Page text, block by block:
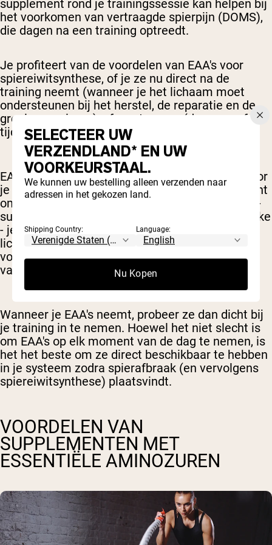
supplement rond je trainingssessie kan helpen bij
het voorkomen van vertraagde spierpijn (DOMS),
die dagen na een training optreedt.
Je profiteert van de voordelen van EAA's voor
spiereiwitsynthese, of je ze nu direct na de
training neemt (wanneer je het lichaam moet
ondersteunen bij het herstel, de reparatie en de
groei van spieren), of van tevoren (dus voor of
tijdens de training).
EAA's kunnen ook meer energie en brandstof voor
je training leveren, wat het argument ondersteunt
om ze voor of tijdens de training te nemen. EAA-
supplementen zijn niet zoals een dikke eiwitshake
- je mengt ze meestal met water en krijgt een
lichte, vrijwel caloriearme drank die geweldig is
voor hydratatie en het bieden van de voordelen
van aminozuren.
Wanneer je EAA's neemt, probeer ze dan dicht bij
je training in te nemen. Hoewel het niet slecht is
om EAA's op elk moment van de dag te nemen, is
het het beste om ze direct beschikbaar te hebben
in je systeem zodra spierafbraak (en vervolgens
spiereiwitsynthese) plaatsvindt.
VOORDELEN VAN
SUPPLEMENTEN MET
ESSENTIËLE AMINOZUREN
SELECTEER UW
VERZENDLAND* EN UW
VOORKEURSTAAL.
We kunnen uw bestelling alleen verzenden naar
adressen in het gekozen land.
Shipping Country: Language:
Nu Kopen